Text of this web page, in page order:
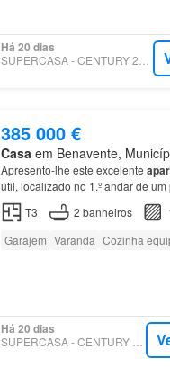
Há 20 dias
SUPERCASA - CENTURY 21 REALTY ART M&J
385 000 €
Casa em Benavente,
Apresento-lhe este excelente
útil, localizado no 1.º andar de um
tranquila deBenavente e com
T3 2 banheiros
Garajem Varanda Cozinha
Há 20 dias